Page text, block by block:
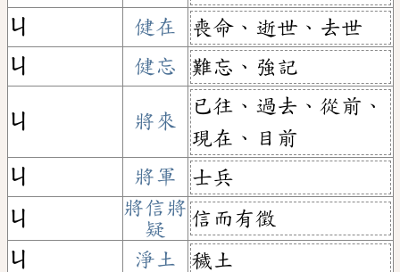
ㄐ
健在
喪命、逝世、去世
ㄐ
健忘 難忘、強記
ㄐ 將來
已往、過去、從前、
現在、目前
ㄐ
將軍
士兵
ㄐ
將信將
疑
信而有徵
ㄐ
淨土
穢土